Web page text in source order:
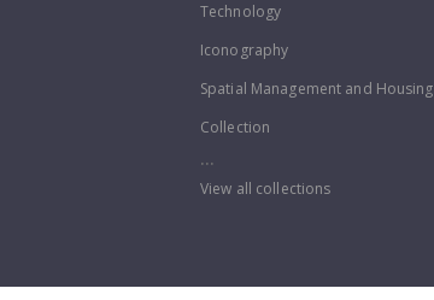
Technology
Iconography
Spatial Management and Housing
Collection
...
View all collections